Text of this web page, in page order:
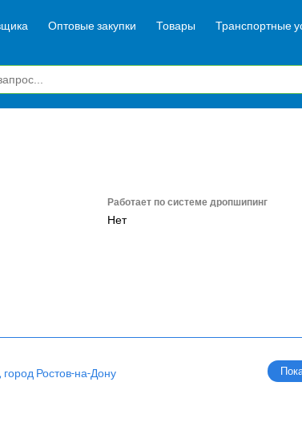
Оптовые закупки Товары Транспортные
Работает по системе дропшипинг
Нет
город Ростов-на-Дону